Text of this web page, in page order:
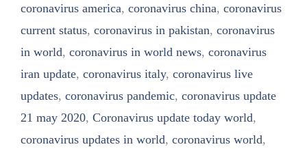
coronavirus america, coronavirus china, coronavirus
current status, coronavirus in pakistan, coronavirus
in world, coronavirus in world news, coronavirus
iran update, coronavirus italy, coronavirus live
updates, coronavirus pandemic, coronavirus update
21 may 2020, Coronavirus update today world,
coronavirus updates in world, coronavirus world,